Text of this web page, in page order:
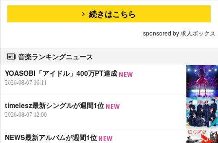
続きはこちら
sponsored by 求人ボックス
音楽ランキングニュース
YOASOBI「アイドル」400万PT達成
2026-08-07 16:11
timelesz最新シングルが週間1位
2026-08-07 12:00
NEWS最新アルバムが週間1位